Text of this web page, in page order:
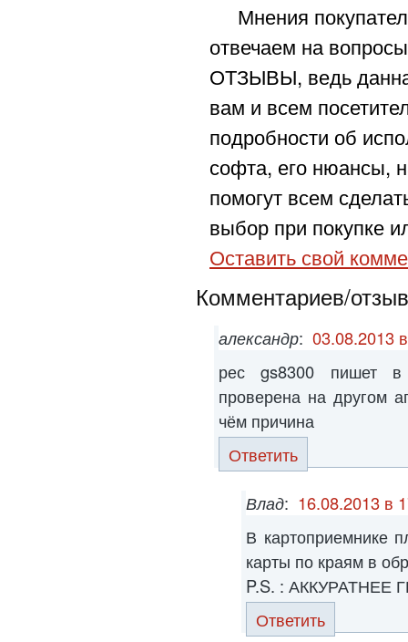
Мнения
отвечаем на
ОТЗЫВЫ, ведь
вам и всем
подробности об
софта, его нюансы,
помогут всем
выбор при покупке
Оставить свой
Комментариев/
александр: 03.08.2013
рес gs8300 пишет в
проверена на другом
чём причина
Ответить
Влад: 16.08.2013 в
В картоприемнике
карты по краям в
P.S. :
Ответить